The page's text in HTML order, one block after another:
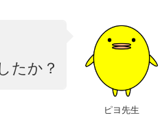
ピヨ先生
たか？